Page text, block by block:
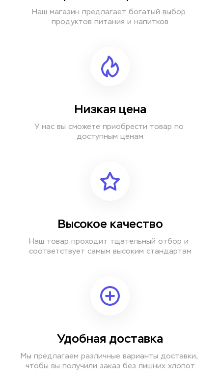
Наш магазин предлагает богатый выбор
продуктов питания и напитков
Низкая цена
У нас вы сможете приобрести товар по
доступным ценам
Высокое качество
Наш товар проходит тщательный отбор и
соответствует самым высоким стандартам
Удобная доставка
Мы предлагаем различные варианты доставки,
чтобы вы получили заказ без лишних хлопот